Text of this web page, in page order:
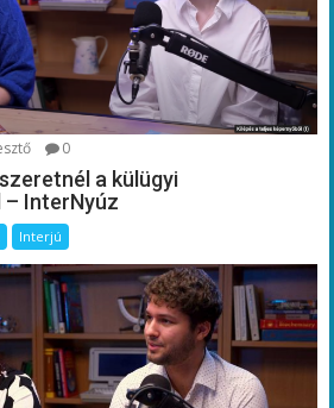
0
a külügyi
InterNyúz
Interjú